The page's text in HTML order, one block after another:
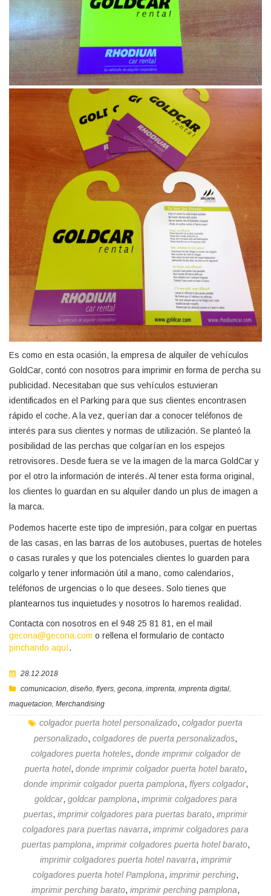
Es como en esta ocasión, la empresa de alquiler de vehículos
GoldCar, contó con nosotros para imprimir en forma de percha su
publicidad. Necesitaban que sus vehículos estuvieran
identificados en el Parking para que sus clientes encontrasen
rápido el coche. A la vez, querían dar a conocer teléfonos de
interés para sus clientes y normas de utilización. Se planteó la
posibilidad de las perchas que colgarían en los espejos
retrovisores. Desde fuera se ve la imagen de la marca GoldCar y
por el otro la información de interés. Al tener esta forma original,
los clientes lo guardan en su alquiler dando un plus de imagen a
la marca.
Podemos hacerte este tipo de impresión, para colgar en puertas
de las casas, en las barras de los autobuses, puertas de hoteles
o casas rurales y que los potenciales clientes lo guarden para
colgarlo y tener información útil a mano, como calendarios,
teléfonos de urgencias o lo que desees. Solo tienes que
plantearnos tus inquietudes y nosotros lo haremos realidad.
Contacta con nosotros en el 948 25 81 81, en el mail
gecona@gecona.com o rellena el formulario de contacto
pinchando aquí.
28.12.2018
comunicacion, diseño, flyers, gecona, imprenta, imprenta digital,
maquetacion, Merchandising
colgador puerta hotel personalizado, colgador puerta
personalizado, colgadores de puerta personalizados,
colgadores puerta hoteles, donde imprimir colgador de
puerta hotel, donde imprimir colgador puerta hotel barato,
donde imprimir colgador puerta pamplona, flyers colgador,
goldcar, goldcar pamplona, imprimir colgadores para
puertas, imprimir colgadores para puertas barato, imprimir
colgadores para puertas navarra, imprimir colgadores para
puertas pamplona, imprimir colgadores puerta hotel barato,
imprimir colgadores puerta hotel navarra, imprimir
colgadores puerta hotel Pamplona, imprimir perching,
imprimir perching barato, imprimir perching pamplona,